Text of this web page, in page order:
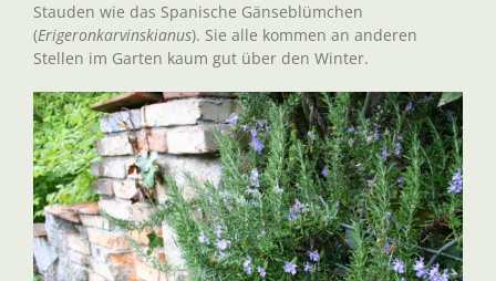
Stauden wie das Spanische Gänseblümchen
(Erigeronkarvinskianus). Sie alle kommen an anderen
Stellen im Garten kaum gut über den Winter.